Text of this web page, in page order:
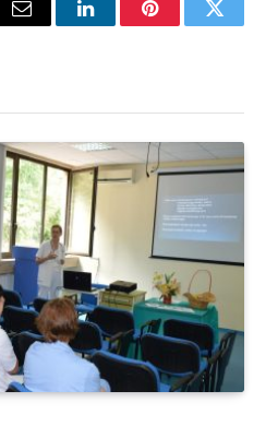
Email LinkedInPinterest